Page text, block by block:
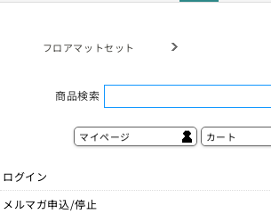
フロアマットセット
商品検索
マイページ カート
ログイン
メルマガ申込/停止